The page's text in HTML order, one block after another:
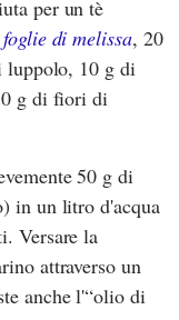
per un tè
di melissa, 20
luppolo, 10 g di
g di fiori di
50 g di
in un litro d'acqua
Versare la
attraverso un
anche l'“olio di